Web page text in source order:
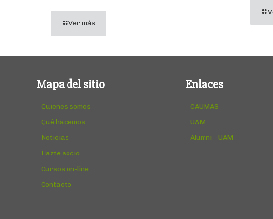
Ver más
Mapa del sitio
Quienes somos
Qué hacemos
Noticias
Hazte socio
Cursos on-line
Contacto
Enlaces
CAUMAS
UAM
Alumni – UAM